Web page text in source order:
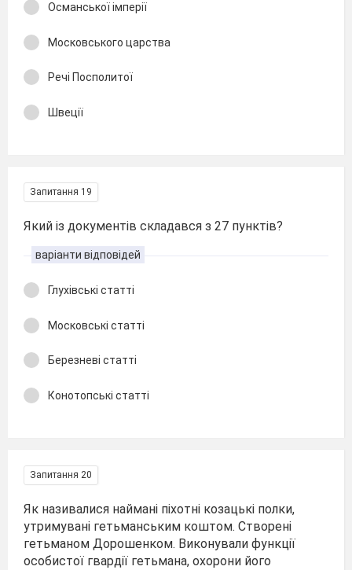
Османської імперії
Московського царства
Речі Посполитої
Швеції
Запитання 19
Який із документів складався з 27 пунктів?
варіанти відповідей
Глухівські статті
Московські статті
Березневі статті
Конотопські статті
Запитання 20
Як називалися наймані піхотні козацькі полки,
утримувані гетьманським коштом. Створені
гетьманом Дорошенком. Виконували функції
особистої гвардії гетьмана, охорони його